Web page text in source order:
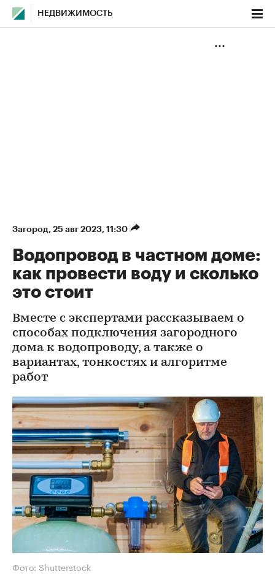
НЕДВИЖИМОСТЬ
Загород⁠, 25 авг 2023, 11:30
Водопровод в частном доме:
как провести воду и сколько
это стоит
Вместе с экспертами рассказываем о
способах подключения загородного
дома к водопроводу, а также о
вариантах, тонкостях и алгоритме
работ
Фото: Shutterstock